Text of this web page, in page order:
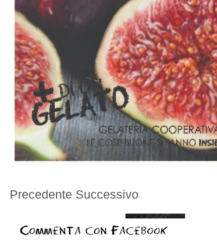
Precedente Successivo